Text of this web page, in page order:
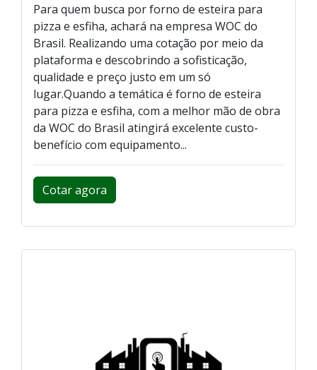
Para quem busca por forno de esteira para
pizza e esfiha, achará na empresa WOC do
Brasil. Realizando uma cotação por meio da
plataforma e descobrindo a sofisticação,
qualidade e preço justo em um só
lugar.Quando a temática é forno de esteira
para pizza e esfiha, com a melhor mão de obra
da WOC do Brasil atingirá excelente custo-
benefício com equipamento...
Cotar agora